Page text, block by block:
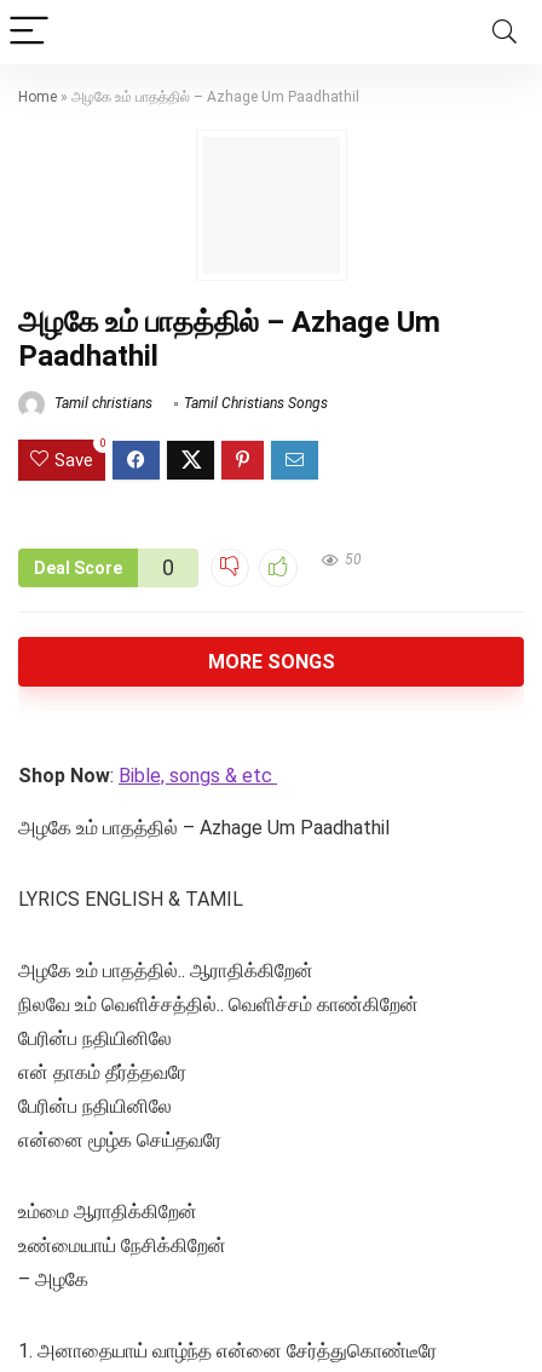
Home » அழகே உம் பாதத்தில் – Azhage Um Paadhathil
அழகே உம் பாதத்தில் – Azhage Um
Paadhathil
Tamil christians Tamil Christians Songs
Save
0
Deal Score 0 50
MORE SONGS
Shop Now: Bible, songs & etc
அழகே உம் பாதத்தில் – Azhage Um Paadhathil
LYRICS ENGLISH & TAMIL
அழகே உம் பாதத்தில்.. ஆராதிக்கிறேன்
நிலவே உம் வெளிச்சத்தில்.. வெளிச்சம் காண்கிறேன்
பேரின்ப நதியினிலே
என் தாகம் தீர்த்தவரே
பேரின்ப நதியினிலே
என்னை மூழ்க செய்தவரே
உம்மை ஆராதிக்கிறேன்
உண்மையாய் நேசிக்கிறேன்
– அழகே
1. அனாதையாய் வாழ்ந்த என்னை சேர்த்துகொண்டீரே